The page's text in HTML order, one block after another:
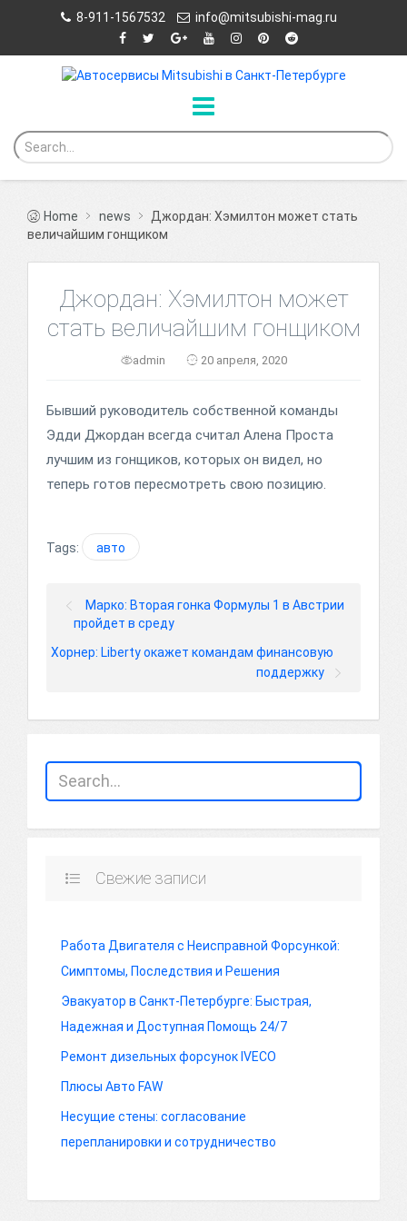
8-911-1567532 info@mitsubishi-mag.ru
Home news
Джордан: Хэмилтон может стать
величайшим гонщиком
Джордан: Хэмилтон может
стать величайшим гонщиком
admin 20 апреля, 2020
Бывший руководитель собственной команды
Эдди Джордан всегда считал Алена Проста
лучшим из гонщиков, которых он видел, но
теперь готов пересмотреть свою позицию.
Tags: авто
Марко: Вторая гонка Формулы 1 в Австрии
пройдет в среду
Хорнер: Liberty окажет командам финансовую
поддержку
Свежие записи
Работа Двигателя с Неисправной Форсункой:
Симптомы, Последствия и Решения
Эвакуатор в Санкт-Петербурге: Быстрая,
Надежная и Доступная Помощь 24/7
Ремонт дизельных форсунок IVECO
Плюсы Авто FAW
Несущие стены: согласование
перепланировки и сотрудничество